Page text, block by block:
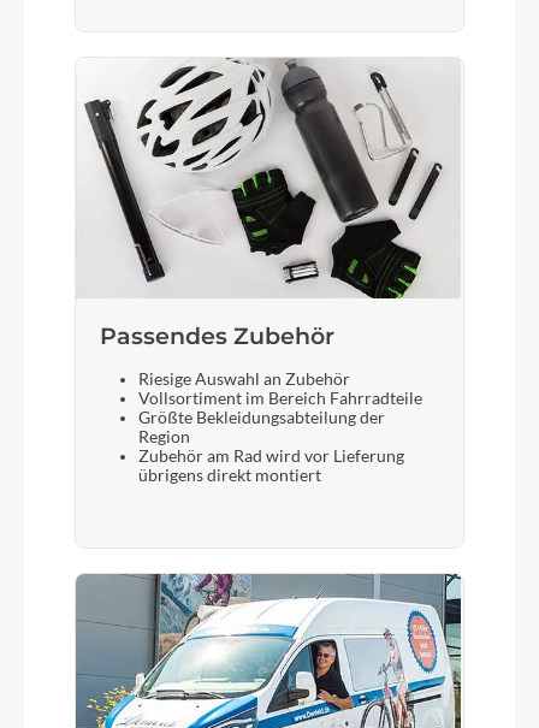
Sattelstütze
ZECURE 30,9mm
Passendes Zubehör
Riesige Auswahl an Zubehör
Vollsortiment im Bereich Fahrradteile
Größte Bekleidungsabteilung der
Region
Zubehör am Rad wird vor Lieferung
übrigens direkt montiert